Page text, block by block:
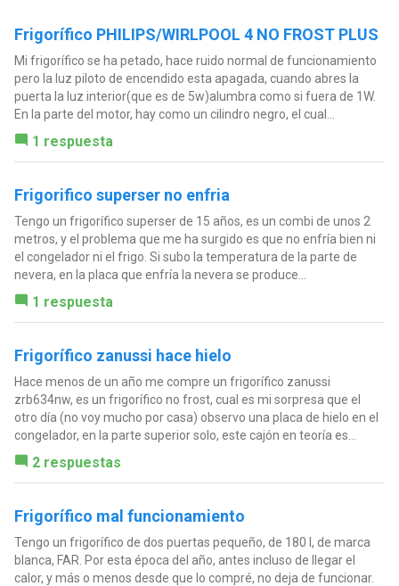
Frigorífico PHILIPS/WIRLPOOL 4 NO FROST PLUS
Mi frigorífico se ha petado, hace ruido normal de funcionamiento
pero la luz piloto de encendido esta apagada, cuando abres la
puerta la luz interior(que es de 5w)alumbra como si fuera de 1W.
En la parte del motor, hay como un cilindro negro, el cual...
1 respuesta
Frigorifico superser no enfria
Tengo un frigorífico superser de 15 años, es un combi de unos 2
metros, y el problema que me ha surgido es que no enfría bien ni
el congelador ni el frigo. Si subo la temperatura de la parte de
nevera, en la placa que enfría la nevera se produce...
1 respuesta
Frigorífico zanussi hace hielo
Hace menos de un año me compre un frigorífico zanussi
zrb634nw, es un frigorífico no frost, cual es mi sorpresa que el
otro día (no voy mucho por casa) observo una placa de hielo en el
congelador, en la parte superior solo, este cajón en teoría es...
2 respuestas
Frigorífico mal funcionamiento
Tengo un frigorífico de dos puertas pequeño, de 180 l, de marca
blanca, FAR. Por esta época del año, antes incluso de llegar el
calor, y más o menos desde que lo compré, no deja de funcionar.